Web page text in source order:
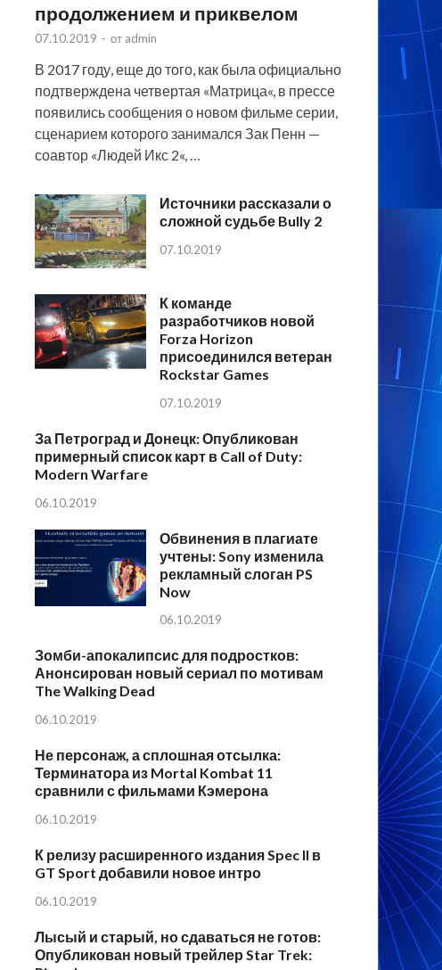
продолжением и приквелом
07.10.2019 - от admin
В 2017 году, еще до того, как была официально
подтверждена четвертая «Матрица«, в прессе
появились сообщения о новом фильме серии,
сценарием которого занимался Зак Пенн —
соавтор «Людей Икс 2«, …
Источники рассказали о
сложной судьбе Bully 2
07.10.2019
К команде
разработчиков новой
Forza Horizon
присоединился ветеран
Rockstar Games
07.10.2019
За Петроград и Донецк: Опубликован
примерный список карт в Call of Duty:
Modern Warfare
06.10.2019
Обвинения в плагиате
учтены: Sony изменила
рекламный слоган PS
Now
06.10.2019
Зомби-апокалипсис для подростков:
Анонсирован новый сериал по мотивам
The Walking Dead
06.10.2019
Не персонаж, а сплошная отсылка:
Терминатора из Mortal Kombat 11
сравнили с фильмами Кэмерона
06.10.2019
К релизу расширенного издания Spec II в
GT Sport добавили новое интро
06.10.2019
Лысый и старый, но сдаваться не готов:
Опубликован новый трейлер Star Trek: